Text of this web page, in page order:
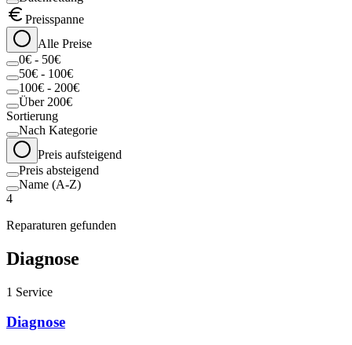
Preisspanne
Alle Preise
0€ - 50€
50€ - 100€
100€ - 200€
Über 200€
Sortierung
Nach Kategorie
Preis aufsteigend
Preis absteigend
Name (A-Z)
4
Reparaturen gefunden
Diagnose
1 Service
Diagnose